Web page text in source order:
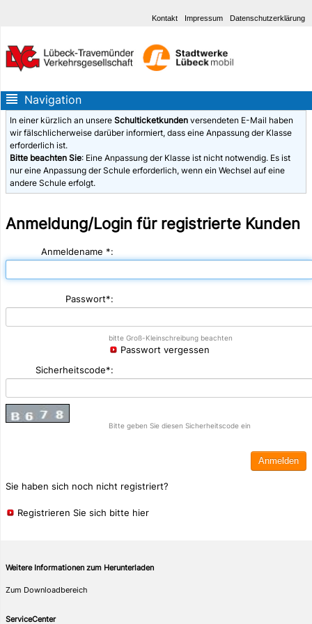
Kontakt Impressum Datenschutzerklärung
Navigation
Startseite
Login
In einer kürzlich an unsere Schulticketkundenversendeten E-Mail haben
wir fälschlicherweise darüber informiert, dass eine Anpassung der Klasse
erforderlich ist.
Bitte beachten Sie: Eine Anpassung der Klasse ist nicht notwendig. Es ist
nur eine Anpassung der Schule erforderlich, wenn ein Wechsel auf eine
andere Schule erfolgt.
Anmeldung/Login für registrierte Kunden
Anmeldename *:
Passwort*:
bitte Groß-Kleinschreibung beachten
Passwort vergessen
Sicherheitscode*:
Bitte geben Sie diesen Sicherheitscode ein
Sie haben sich noch nicht registriert?
Registrieren Sie sich bitte hier
Weitere Informationen zum Herunterladen
Zum Downloadbereich
ServiceCenter